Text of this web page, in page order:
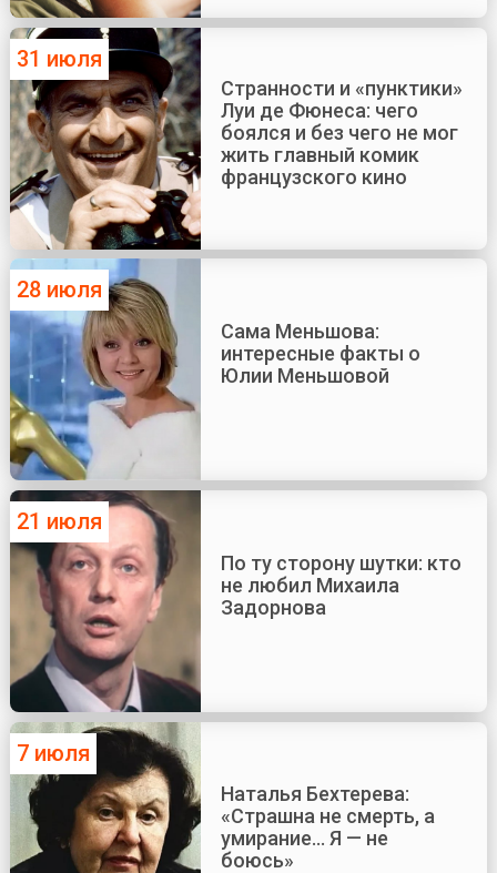
31 июля
Странности и «пунктики»
Луи де Фюнеса: чего
боялся и без чего не мог
жить главный комик
французского кино
28 июля
Сама Меньшова:
интересные факты о
Юлии Меньшовой
21 июля
По ту сторону шутки: кто
не любил Михаила
Задорнова
7 июля
Наталья Бехтерева:
«Страшна не смерть, а
умирание... Я — не
боюсь»